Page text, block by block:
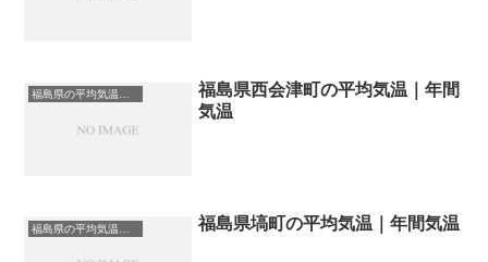
福島県西会津町の平均気温｜年間
気温
福島県塙町の平均気温｜年間気温